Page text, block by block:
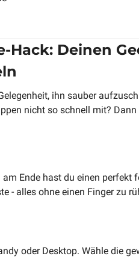
Hack: Deinen
ihn sauber
nicht so schnell mit?
Ende hast du einen perfekt
- alles ohne einen Finger zu
oder Desktop. Wähle die